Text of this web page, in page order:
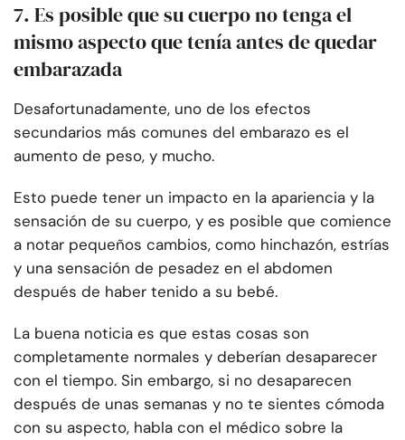
7. Es posible que su cuerpo no tenga el
mismo aspecto que tenía antes de quedar
embarazada
Desafortunadamente, uno de los efectos
secundarios más comunes del embarazo es el
aumento de peso, y mucho.
Esto puede tener un impacto en la apariencia y la
sensación de su cuerpo, y es posible que comience
a notar pequeños cambios, como hinchazón, estrías
y una sensación de pesadez en el abdomen
después de haber tenido a su bebé.
La buena noticia es que estas cosas son
completamente normales y deberían desaparecer
con el tiempo. Sin embargo, si no desaparecen
después de unas semanas y no te sientes cómoda
con su aspecto, habla con el médico sobre la